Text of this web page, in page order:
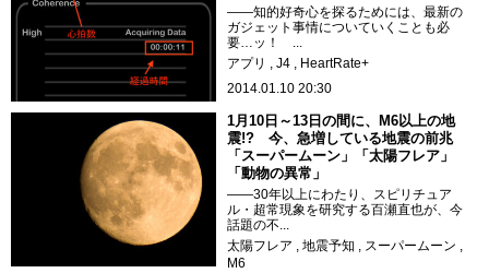
――知的好奇心を探るためには、最新の
ガジェット事情についていくことも必
要…ッ！ ...
アプリ
J4
HeartRate+
2014.01.10 20:30
1月10日～13日の間に、M6以上の地
震!? 今、急増している地震の前兆
「スーパームーン」「太陽フレア」
「動物の異常」
――30年以上にわたり、スピリチュア
ル・超常現象を研究する百瀬直也が、今
話題の不...
太陽フレア
地震予知
スーパームーン
M6